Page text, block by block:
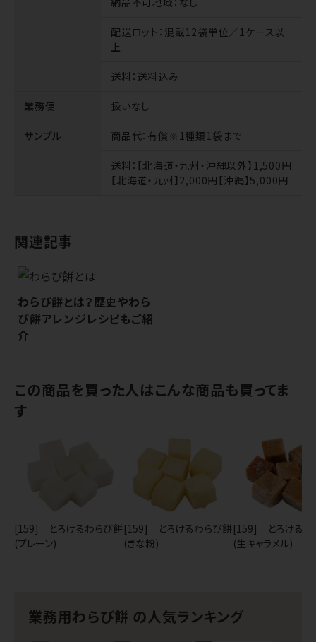
配送ロット ：混載12袋単位／1ケース以
上
送料：送料込み
業務便 扱いなし
サンプル 商品代：有償※1種類1袋まで
送料：【北海道・九州・沖縄以外】1,500円
【北海道・九州】2,000円【沖縄】5,000円
関連記事
わらび餅とは？歴史やわら
び餅アレンジレシピもご紹
介
この商品を買った人はこんな商品も買ってま
す
[159] とろけるわらび餅
(プレーン)
[159] とろけるわらび餅
(きな粉)
[159] とろけるわ
(生キャラメル)
業務用わらび餅 の人気ランキング